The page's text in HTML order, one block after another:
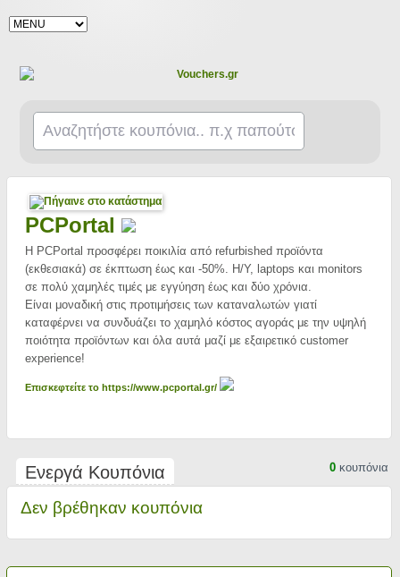
PCPortal
H PCPortal προσφέρει ποικιλία από refurbished προϊόντα
(εκθεσιακά) σε έκπτωση έως και -50%. Η/Υ, laptops και monitors
σε πολύ χαμηλές τιμές με εγγύηση έως και δύο χρόνια.
Είναι μοναδική στις προτιμήσεις των καταναλωτών γιατί
καταφέρνει να συνδυάζει το χαμηλό κόστος αγοράς με την υψηλή
ποιότητα προϊόντων και όλα αυτά μαζί με εξαιρετικό customer
experience!
Επισκεφτείτε το https://www.pcportal.gr/
Ενεργά Κουπόνια 0κουπόνια
Δεν βρέθηκαν κουπόνια